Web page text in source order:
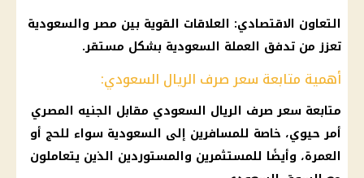
التعاون الاقتصادي: العلاقات القوية بين مصر والسعودية
تعزز من تدفق العملة السعودية بشكل مستقر.
أهمية متابعة سعر صرف الريال السعودي:
متابعة سعر صرف الريال السعودي مقابل الجنيه المصري
أمر حيوي، خاصة للمسافرين إلى السعودية سواء للحج أو
العمرة، وأيضًا للمستثمرين والمستوردين الذين يتعاملون